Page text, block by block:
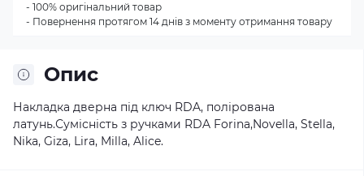
Опис
Накладка дверна під ключ RDA, полірована
латунь.Сумісність з ручками RDA Forina,Novella, Stella,
Nika, Giza, Lira, Milla, Alice.
- 100% оригінальний товар
- Повернення протягом 14 днів з моменту отримання товару